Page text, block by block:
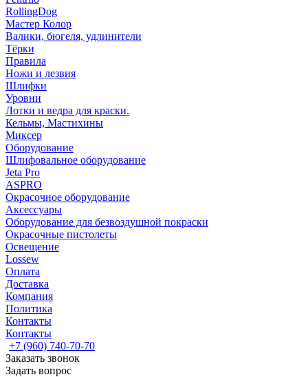
RollingDog
Мастер Колор
Валики, бюгеля, удлинители
Тёрки
Правила
Ножи и лезвия
Шлифки
Уровни
Лотки и ведра для краски.
Кельмы, Мастихины
Миксер
Оборудование
Шлифовальное оборудование
Jeta Pro
ASPRO
Окрасочное оборудование
Аксессуары
Оборудование для безвоздушной покраски
Окрасочные пистолеты
Освещение
Lossew
Оплата
Доставка
Компания
Политика
Контакты
Контакты
+7 (960) 740-70-70
Заказать звонок
Задать вопрос